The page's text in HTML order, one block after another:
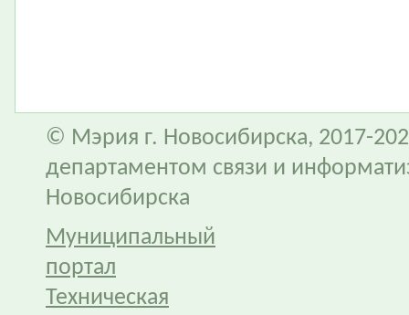
© Мэрия г. Новосибирска, 2017-
департаментом связи и
Новосибирска
Муниципальный
портал
Техническая